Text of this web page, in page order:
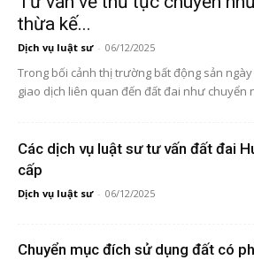
thừa kế...
Dịch vụ luật sư - 06/12/2025
Trong bối cảnh thị trường bất động sản
giao dịch liên quan đến đất đai như chuyển
Các dịch vụ luật sư tư vấn đất đai
cấp
Dịch vụ luật sư - 06/12/2025
Chuyển mục đích sử dụng đất có